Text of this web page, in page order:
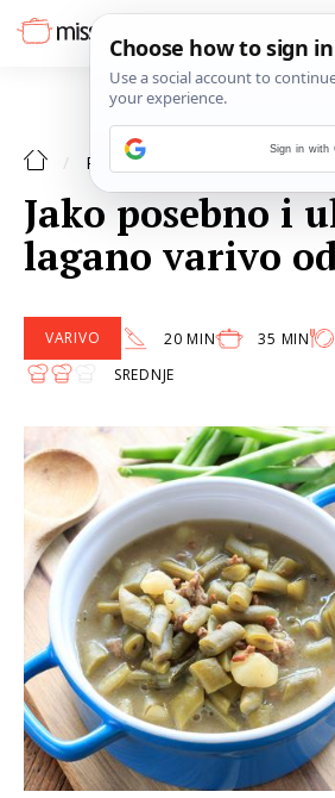
RECEPTI
Jako posebno i
lagano varivo
VARIVO 20 MIN 35 MIN
SREDNJE
Sign in with